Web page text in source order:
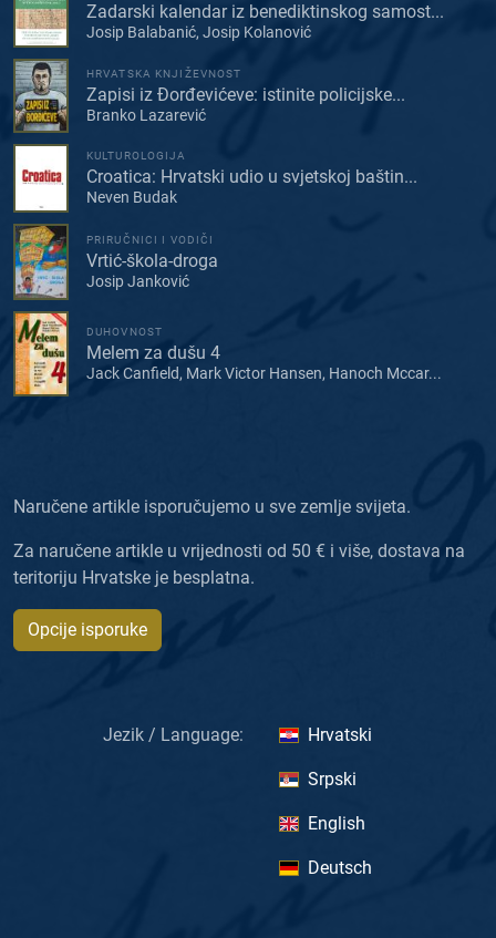
Zadarski kalendar iz benediktinskog samost...
Josip Balabanić, Josip Kolanović
HRVATSKA KNJIŽEVNOST
Zapisi iz Đorđevićeve: istinite policijske...
Branko Lazarević
KULTUROLOGIJA
Croatica: Hrvatski udio u svjetskoj baštin...
Neven Budak
PRIRUČNICI I VODIČI
Vrtić-škola-droga
Josip Janković
DUHOVNOST
Melem za dušu 4
Jack Canfield, Mark Victor Hansen, Hanoch Mccar...
Naručene artikle isporučujemo u sve zemlje svijeta.
Za naručene artikle u vrijednosti od 50 € i više, dostava na
teritoriju Hrvatske je besplatna.
Opcije isporuke
Jezik / Language: Hrvatski
Srpski
English
Deutsch